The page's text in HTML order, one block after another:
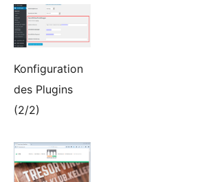
Konfiguration
des Plugins
(2/2)